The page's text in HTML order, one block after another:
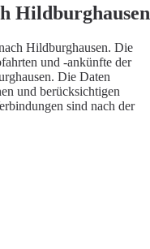
Hildburghausen
Hildburghausen. Die
und -ankünfte der
Die Daten
und berücksichtigen
sind nach der